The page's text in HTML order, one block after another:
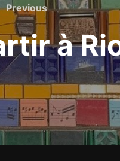
Previous
Previous
à